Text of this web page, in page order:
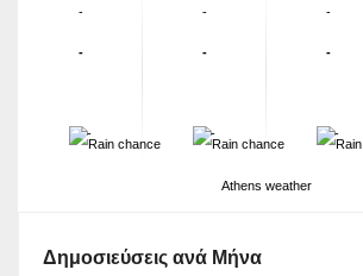
-
-
-
-
-
-
-
-
-
Athens weather
Δημοσιεύσεις ανά Μήνα